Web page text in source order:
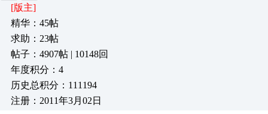
[版主]
精华：45帖
求助：23帖
帖子：4907帖 | 10148回
年度积分：4
历史总积分：111194
注册：2011年3月02日